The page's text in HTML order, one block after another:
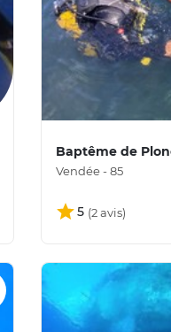
Baptême de
Vendée - 85
5